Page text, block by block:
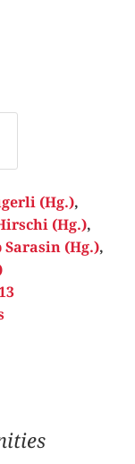
(Hg.),
(Hg.),
(Hg.),